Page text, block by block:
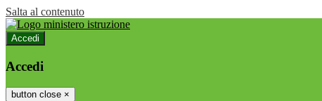
Salta al contenuto
Accedi
Accedi
button close ×